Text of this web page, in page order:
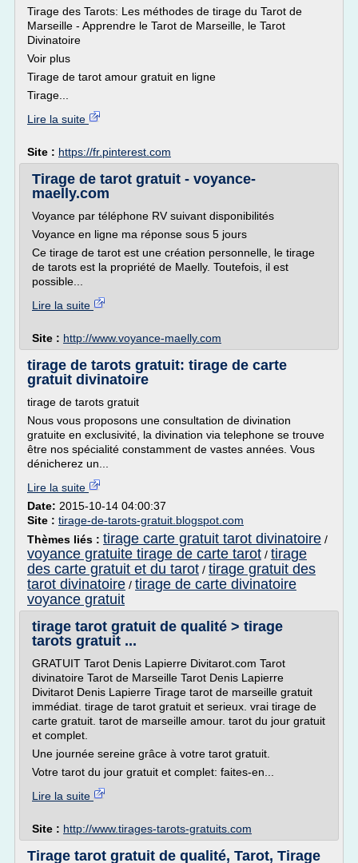
Tirage des Tarots: Les méthodes de tirage du Tarot de
Marseille - Apprendre le Tarot de Marseille, le Tarot
Divinatoire
Voir plus
Tirage de tarot amour gratuit en ligne
Tirage...
Lire la suite
Site : https://fr.pinterest.com
Tirage de tarot gratuit - voyance-
maelly.com
Voyance par téléphone RV suivant disponibilités
Voyance en ligne ma réponse sous 5 jours
Ce tirage de tarot est une création personnelle, le tirage
de tarots est la propriété de Maelly. Toutefois, il est
possible...
Lire la suite
Site : http://www.voyance-maelly.com
tirage de tarots gratuit: tirage de carte
gratuit divinatoire
tirage de tarots gratuit
Nous vous proposons une consultation de divination
gratuite en exclusivité, la divination via telephone se trouve
être nos spécialité constamment de vastes années. Vous
dénicherez un...
Lire la suite
Date: 2015-10-14 04:00:37
Site : tirage-de-tarots-gratuit.blogspot.com
Thèmes liés : tirage carte gratuit tarot divinatoire /
voyance gratuite tirage de carte tarot / tirage
des carte gratuit et du tarot / tirage gratuit des
tarot divinatoire / tirage de carte divinatoire
voyance gratuit
tirage tarot gratuit de qualité > tirage
tarots gratuit ...
GRATUIT Tarot Denis Lapierre Divitarot.com Tarot
divinatoire Tarot de Marseille Tarot Denis Lapierre
Divitarot Denis Lapierre Tirage tarot de marseille gratuit
immédiat. tirage de tarot gratuit et serieux. vrai tirage de
carte gratuit. tarot de marseille amour. tarot du jour gratuit
et complet.
Une journée sereine grâce à votre tarot gratuit.
Votre tarot du jour gratuit et complet: faites-en...
Lire la suite
Site : http://www.tirages-tarots-gratuits.com
Tirage tarot gratuit de qualité, Tarot, Tirage